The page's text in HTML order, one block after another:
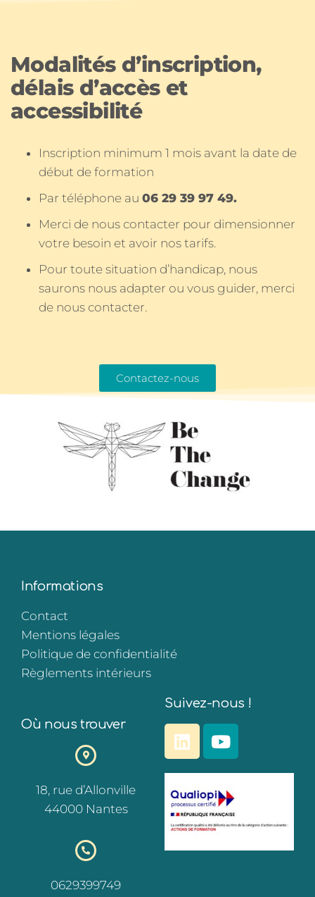
Modalités d’inscription,
délais d’accès et
accessibilité
Inscription minimum 1 mois avant la date de
début de formation
Par téléphone au 06 29 39 97 49.
Merci de nous contacter pour dimensionner
votre besoin et avoir nos tarifs.
Pour toute situation d’handicap, nous
saurons nous adapter ou vous guider, merci
de nous contacter.
Contactez-nous
Informations
Contact
Mentions légales
Politique de confidentialité
Règlements intérieurs
Où nous trouver
18, rue d’Allonville
44000 Nantes
0629399749
Suivez-nous !